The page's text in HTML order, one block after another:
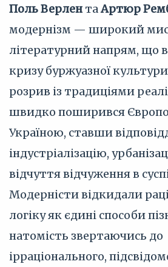
Поль Верлен таАртюр
модернізм — широкий
літературний напрям, що
кризу буржуазної
розрив із традиціями
швидко поширився
Україною, ставши
індустріалізацію,
відчуття відчуження в
Модерністи відкидали
логіку як єдині способи
натомість звертаючись до
ірраціонального,